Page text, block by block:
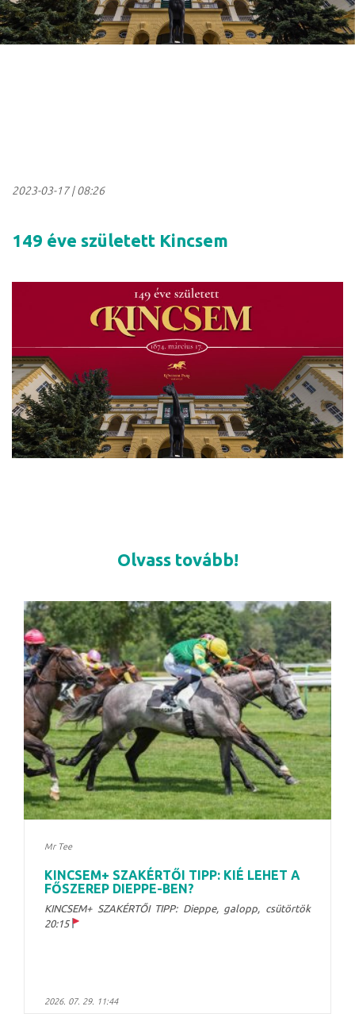
2023-03-17|08:26
149 éve született Kincsem
Olvass tovább!
Mr Tee
KINCSEM+ SZAKÉRTŐI TIPP: KIÉ LEHET A
FŐSZEREP DIEPPE-BEN?
KINCSEM+ SZAKÉRTŐI TIPP: Dieppe, galopp, csütörtök
20:15
2026. 07. 29. 11:44